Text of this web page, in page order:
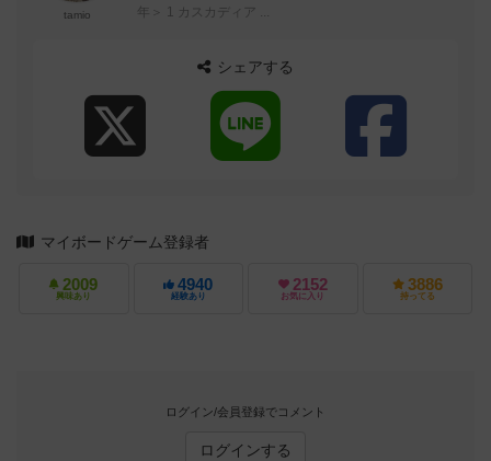
tamio
年＞ 1 カスカディア ...
シェアする
マイボードゲーム登録者
2009
興味あり
4940
経験あり
2152
お気に入り
3886
持ってる
ログイン/会員登録でコメント
ログインする